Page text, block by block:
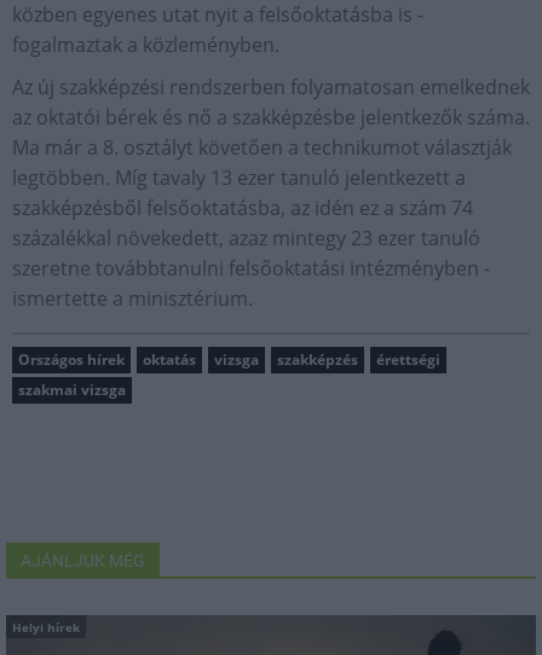
közben egyenes utat nyit a felsőoktatásba is -
fogalmaztak a közleményben.
Az új szakképzési rendszerben folyamatosan emelkednek
az oktatói bérek és nő a szakképzésbe jelentkezők száma.
Ma már a 8. osztályt követően a technikumot választják
legtöbben. Míg tavaly 13 ezer tanuló jelentkezett a
szakképzésből felsőoktatásba, az idén ez a szám 74
százalékkal növekedett, azaz mintegy 23 ezer tanuló
szeretne továbbtanulni felsőoktatási intézményben -
ismertette a minisztérium.
Országos hírek oktatás vizsga szakképzés
érettségi
szakmai vizsga
AJÁNLJUK MÉG
Helyi hírek